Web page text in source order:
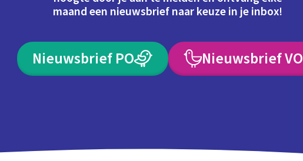
maand een nieuwsbrief naar keuze in je inbox!
Nieuwsbrief PO Nieuwsbrief VO